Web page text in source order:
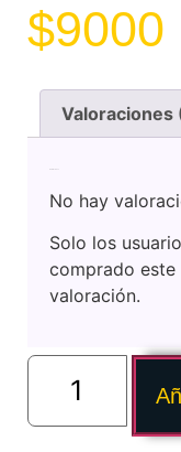
$9000
Valoraciones
No hay
Solo los
comprado este
valoración.